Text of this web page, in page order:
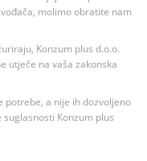
molimo obratite nam
Konzum plus d.o.o.
utječe na vaša zakonska
potrebe, a nije ih dozvoljeno
Konzum plus